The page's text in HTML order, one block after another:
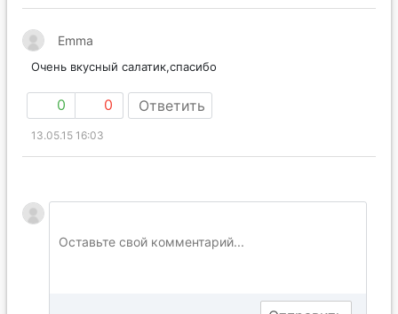
Emma
Очень вкусный салатик,спасибо
0 0 Ответить
13.05.15 16:03